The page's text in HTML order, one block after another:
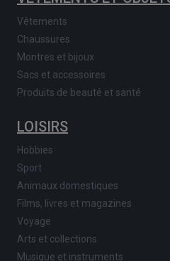
Vêtements
Chaussures
Montres et bijoux
Sacs et accessoires
Produits de beauté et santé
LOISIRS
Hobbies
Sport
Animaux domestiques
Films, livres et magazines
Voyage
Arts et collections
Musique et instruments